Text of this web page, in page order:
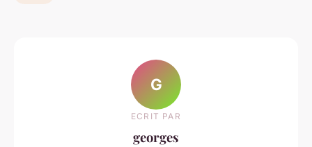
G
ECRIT PAR
georges